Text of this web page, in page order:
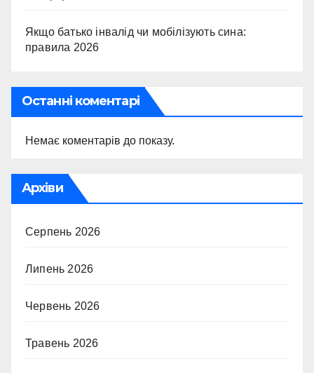
Якщо батько інвалід чи мобілізують сина:
правила 2026
Останні коментарі
Немає коментарів до показу.
Архіви
Серпень 2026
Липень 2026
Червень 2026
Травень 2026